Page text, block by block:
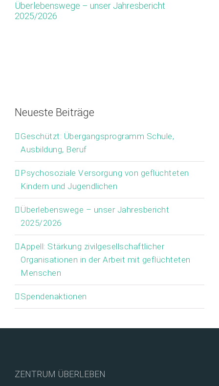
Überlebenswege – unser Jahresbericht
2025/2026
Neueste Beiträge
Geschützt: Übergangsprogramm Schule,
Ausbildung, Beruf
Psychosoziale Versorgung von geflüchteten
Kindern und Jugendlichen
Überlebenswege – unser Jahresbericht
2025/2026
Appell: Stärkung zivilgesellschaftlicher
Organisationen in der Arbeit mit geflüchteten
Menschen
Spendenaktionen
ZENTRUM ÜBERLEBEN